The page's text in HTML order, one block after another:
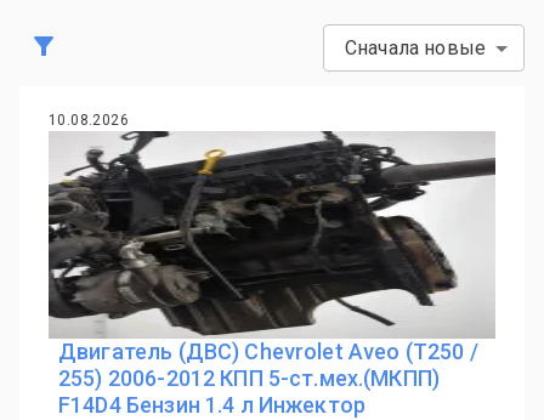
Сначала новые
10.08.2026
Двигатель (ДВС) Chevrolet Aveo (T250 /
255) 2006-2012 КПП 5-ст.мех.(МКПП)
F14D4 Бензин 1.4 л Инжектор